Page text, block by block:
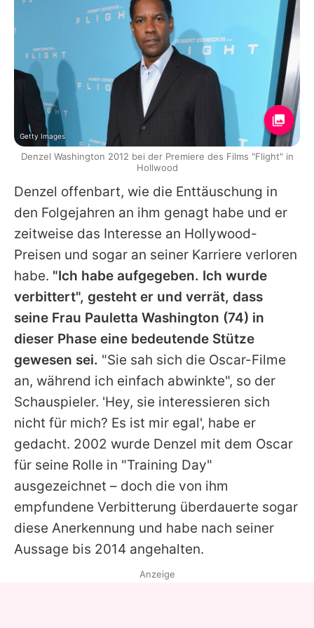
Denzel offenbart, wie die Enttäuschung in
den Folgejahren an ihm genagt habe und er
zeitweise das Interesse an Hollywood-
Preisen und sogar an seiner Karriere verloren
habe. "Ich habe aufgegeben. Ich wurde
verbittert", gesteht er und verrät, dass
seine Frau Pauletta Washington (74) in
dieser Phase eine bedeutende Stütze
gewesen sei. "Sie sah sich die Oscar-Filme
an, während ich einfach abwinkte", so der
Schauspieler. 'Hey, sie interessieren sich
nicht für mich? Es ist mir egal', habe er
gedacht. 2002 wurde Denzel mit dem Oscar
für seine Rolle in "Training Day"
ausgezeichnet – doch die von ihm
empfundene Verbitterung überdauerte sogar
diese Anerkennung und habe nach seiner
Aussage bis 2014 angehalten.
Getty Images
Denzel Washington 2012 bei der Premiere des Films "Flight" in
Hollwood
Anzeige